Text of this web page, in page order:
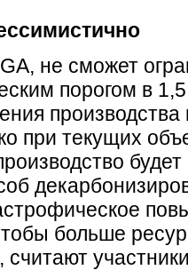
не сможет
порогом в
при текущих
больше
считают